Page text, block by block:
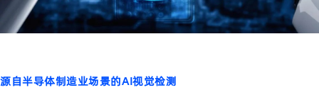
源自半导体制造业场景的AI视觉检测